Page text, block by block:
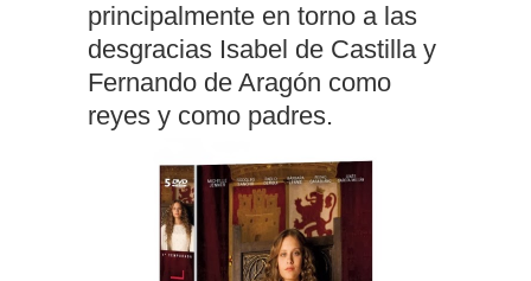
principalmente en torno a las
desgracias Isabel de Castilla y
Fernando de Aragón como
reyes y como padres.